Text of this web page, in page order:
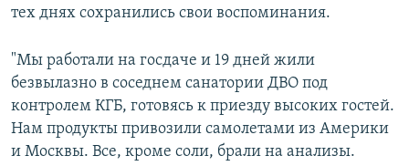
тех днях сохранились свои воспоминания.
"Мы работали на госдаче и 19 дней жили
безвылазно в соседнем санатории ДВО под
контролем КГБ, готовясь к приезду высоких гостей.
Нам продукты привозили самолетами из Америки
и Москвы. Все, кроме соли, брали на анализы.